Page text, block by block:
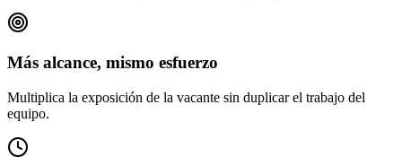
Más alcance, mismo esfuerzo
Multiplica la exposición de la vacante sin duplicar el trabajo del
equipo.